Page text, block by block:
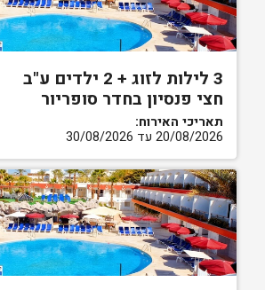
3 לילות לזוג + 2 ילדים ע"ב
חצי פנסיון בחדר סופריור
תאריכי האירוח:
20/08/2026 עד 30/08/2026